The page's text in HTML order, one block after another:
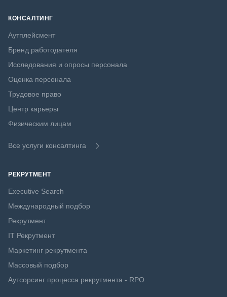
КОНСАЛТИНГ
Аутплейсмент
Бренд работодателя
Исследования и опросы персонала
Оценка персонала
Трудовое право
Центр карьеры
Физическим лицам
Все услуги консалтинга
РЕКРУТМЕНТ
Executive Search
Международный подбор
Рекрутмент
IT Рекрутмент
Маркетинг рекрутмента
Массовый подбор
Аутсорсинг процесса рекрутмента - RPO